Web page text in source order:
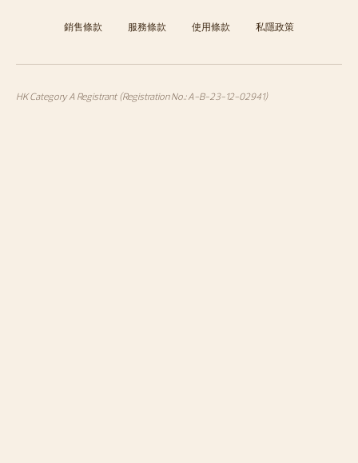
銷售條款 服務條款 使用條款 私隱政策
HK Category A Registrant (Registration No.: A-B-23-12-02941)